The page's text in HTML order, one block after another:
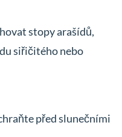
stopy arašídů,
siřičitého nebo
před slunečními